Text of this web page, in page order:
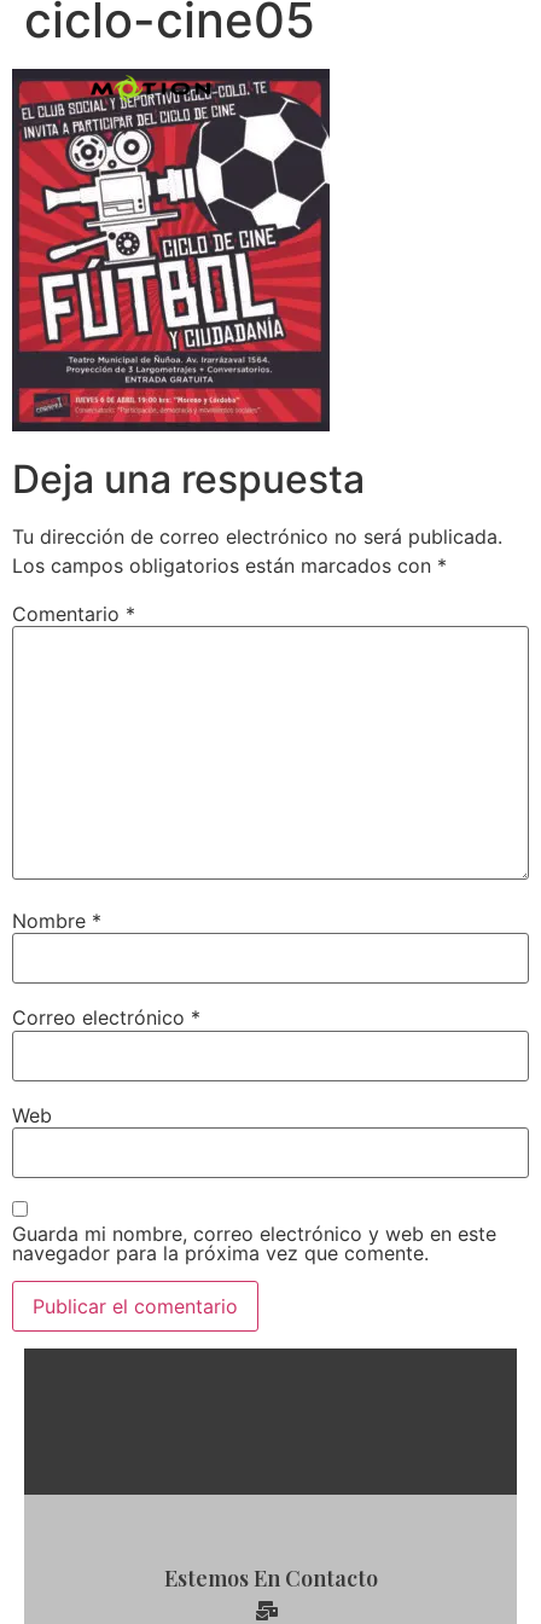
ciclo-cine05
Deja una respuesta
Tu dirección de correo electrónico no será publicada.
Los campos obligatorios están marcados con *
Comentario *
Nombre *
Correo electrónico *
Web
Guarda mi nombre, correo electrónico y web en este
navegador para la próxima vez que comente.
Estemos En Contacto